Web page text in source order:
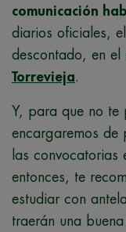
comunicación
diarios oficiales,
descontado, en el
Torrevieja.
Y, para que no te
encargaremos de
las convocatorias
entonces, te
estudiar con
traerán una